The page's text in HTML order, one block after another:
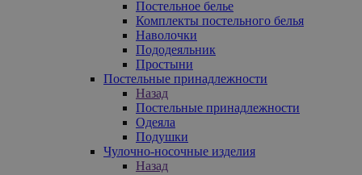
Постельное белье
Комплекты постельного белья
Наволочки
Пододеяльник
Простыни
Постельные принадлежности
Назад
Постельные принадлежности
Одеяла
Подушки
Чулочно-носочные изделия
Назад